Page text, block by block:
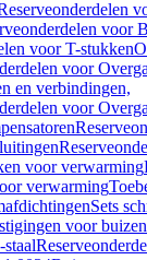
voor
voor T-stukken
voor
en verbindingen,
voor
voor verwarming
verwarming
Sets
voor buizen